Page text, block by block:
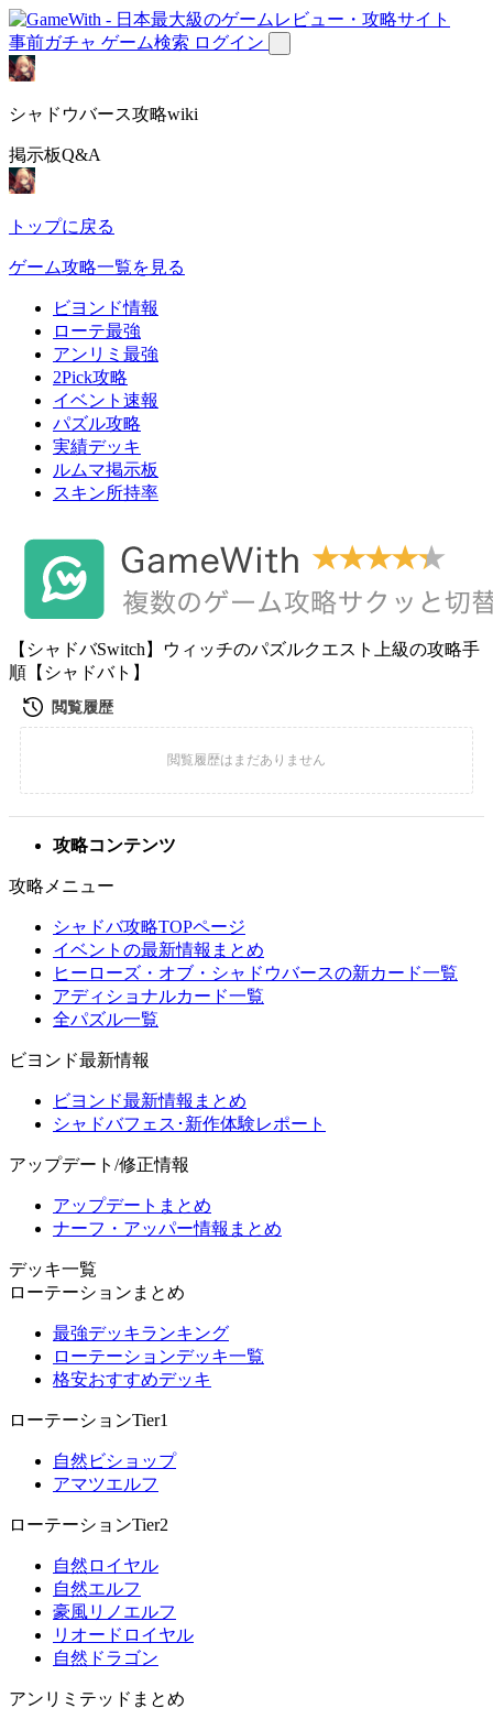
事前ガチャ ゲーム検索 ログイン
シャドウバース攻略wiki
掲示板Q&A
トップに戻る
ゲーム攻略一覧を見る
ビヨンド情報
ローテ最強
アンリミ最強
2Pick攻略
イベント速報
パズル攻略
実績デッキ
ルムマ掲示板
スキン所持率
【シャドバSwitch】ウィッチのパズルクエスト上級の攻略手
順【シャドバト】
攻略コンテンツ
攻略メニュー
シャドバ攻略TOPページ
イベントの最新情報まとめ
ヒーローズ・オブ・シャドウバースの新カード一覧
アディショナルカード一覧
全パズル一覧
ビヨンド最新情報
ビヨンド最新情報まとめ
シャドバフェス･新作体験レポート
アップデート/修正情報
アップデートまとめ
ナーフ・アッパー情報まとめ
デッキ一覧
ローテーションまとめ
最強デッキランキング
ローテーションデッキ一覧
格安おすすめデッキ
ローテーションTier1
自然ビショップ
アマツエルフ
ローテーションTier2
自然ロイヤル
自然エルフ
豪風リノエルフ
リオードロイヤル
自然ドラゴン
アンリミテッドまとめ